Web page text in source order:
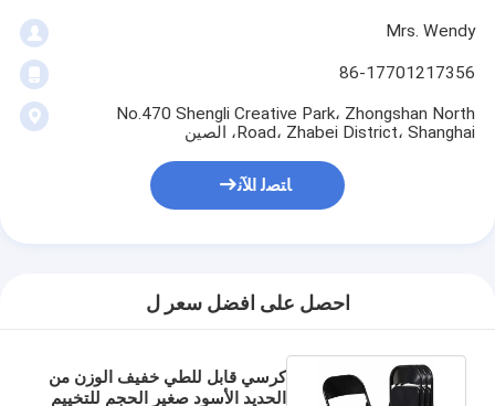
Mrs. Wendy
86-17701217356
No.470 Shengli Creative Park، Zhongshan North
Road، Zhabei District، Shanghai، الصين
ﺎﺘﺼﻟ ﺍﻶﻧ
احصل على افضل سعر ل
كرسي قابل للطي خفيف الوزن من
الحديد الأسود صغير الحجم للتخييم